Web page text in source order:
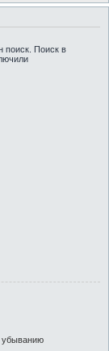
поиск. Поиск в
убыванию